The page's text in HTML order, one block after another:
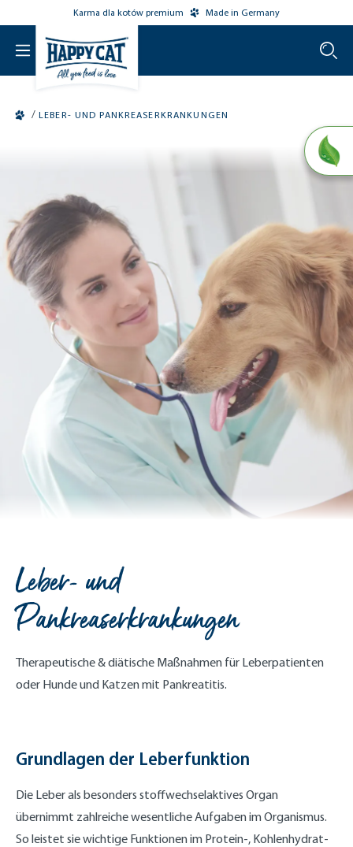
main contentKarma dla kotów premium Made in Germany
/ LEBER- UND PANKREASERKRANKUNGEN
Leber- und
Pankreaserkrankungen
Therapeutische & diätische Maßnahmen für Leberpatienten
oder Hunde und Katzen mit Pankreatitis.
Grundlagen der Leberfunktion
Die Leber als besonders stoffwechselaktives Organ
übernimmt zahlreiche wesentliche Aufgaben im Organismus.
So leistet sie wichtige Funktionen im Protein-, Kohlenhydrat-